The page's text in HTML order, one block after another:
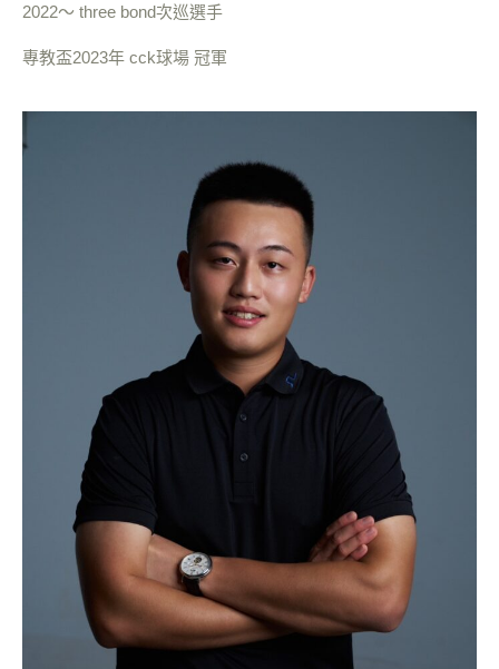
2022～ three bond次巡選手
專教盃2023年 cck球場 冠軍